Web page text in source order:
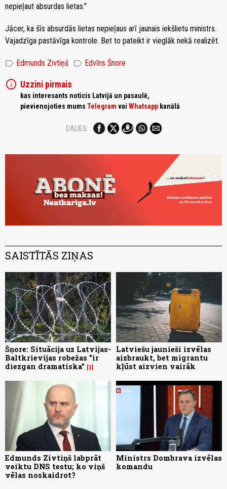
nepieļaut absurdas lietas.”
Jācer, ka šīs absurdās lietas nepieļaus arī jaunais iekšlietu ministrs.
Vajadzīga pastāvīga kontrole. Bet to pateikt ir vieglāk nekā realizēt.
label Edmunds Zivtiņš label Edvīns Šnore
info Uzzini pirmais
kas interesants noticis Latvijā un pasaulē,
pievienojoties mums Telegram vai Whatsapp kanālā
DALIES:
SAISTĪTĀS ZIŅAS
Šņore: Situācija uz Latvijas-
Baltkrievijas robežas "ir
diezgan dramatiska"
1
Latviešu jaunieši izvēlas
aizbraukt, bet migrantu
kļūst aizvien vairāk
Edmunds Zivtiņš labprāt
veiktu DNS testu; ko viņš
vēlas noskaidrot?
Ministrs Dombrava izvēlas
komandu